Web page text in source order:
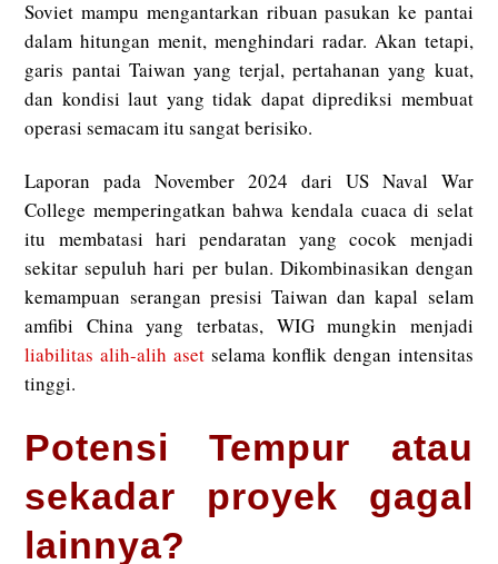
Soviet mampu mengantarkan ribuan pasukan ke pantai
dalam hitungan menit, menghindari radar. Akan tetapi,
garis pantai Taiwan yang terjal, pertahanan yang kuat,
dan kondisi laut yang tidak dapat diprediksi membuat
operasi semacam itu sangat berisiko.
Laporan pada November 2024 dari US Naval War
College memperingatkan bahwa kendala cuaca di selat
itu membatasi hari pendaratan yang cocok menjadi
sekitar sepuluh hari per bulan. Dikombinasikan dengan
kemampuan serangan presisi Taiwan dan kapal selam
amfibi China yang terbatas, WIG mungkin menjadi
liabilitas alih-alih aset selama konflik dengan intensitas
tinggi.
Potensi Tempur atau
sekadar proyek gagal
lainnya?